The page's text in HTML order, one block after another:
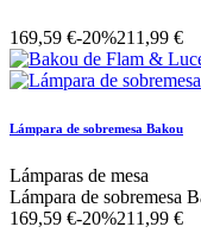
169,59 €-20%211,99 €
Lámpara de sobremesa Bakou
Lámparas de mesa
Lámpara de sobremesa
169,59 €-20%211,99 €